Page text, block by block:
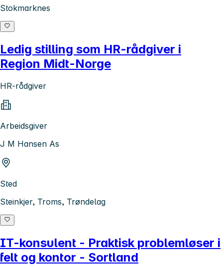
Stokmarknes
Ledig stilling som HR-rådgiver i
Region Midt-Norge
HR-rådgiver
Arbeidsgiver
J M Hansen As
Sted
Steinkjer, Troms, Trøndelag
IT-konsulent - Praktisk problemløser i
felt og kontor - Sortland